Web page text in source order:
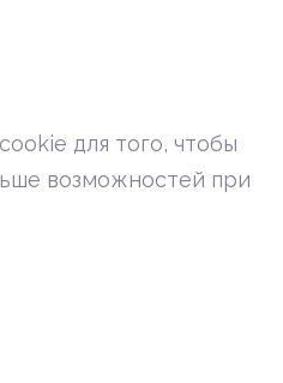
для того, чтобы
возможностей при